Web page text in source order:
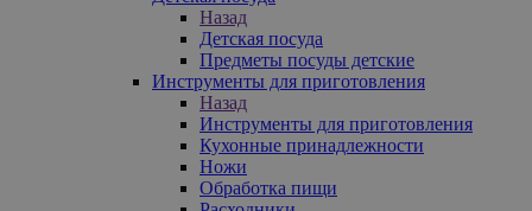
Назад
Детская посуда
Предметы посуды детские
Инструменты для приготовления
Назад
Инструменты для приготовления
Кухонные принадлежности
Ножи
Обработка пищи